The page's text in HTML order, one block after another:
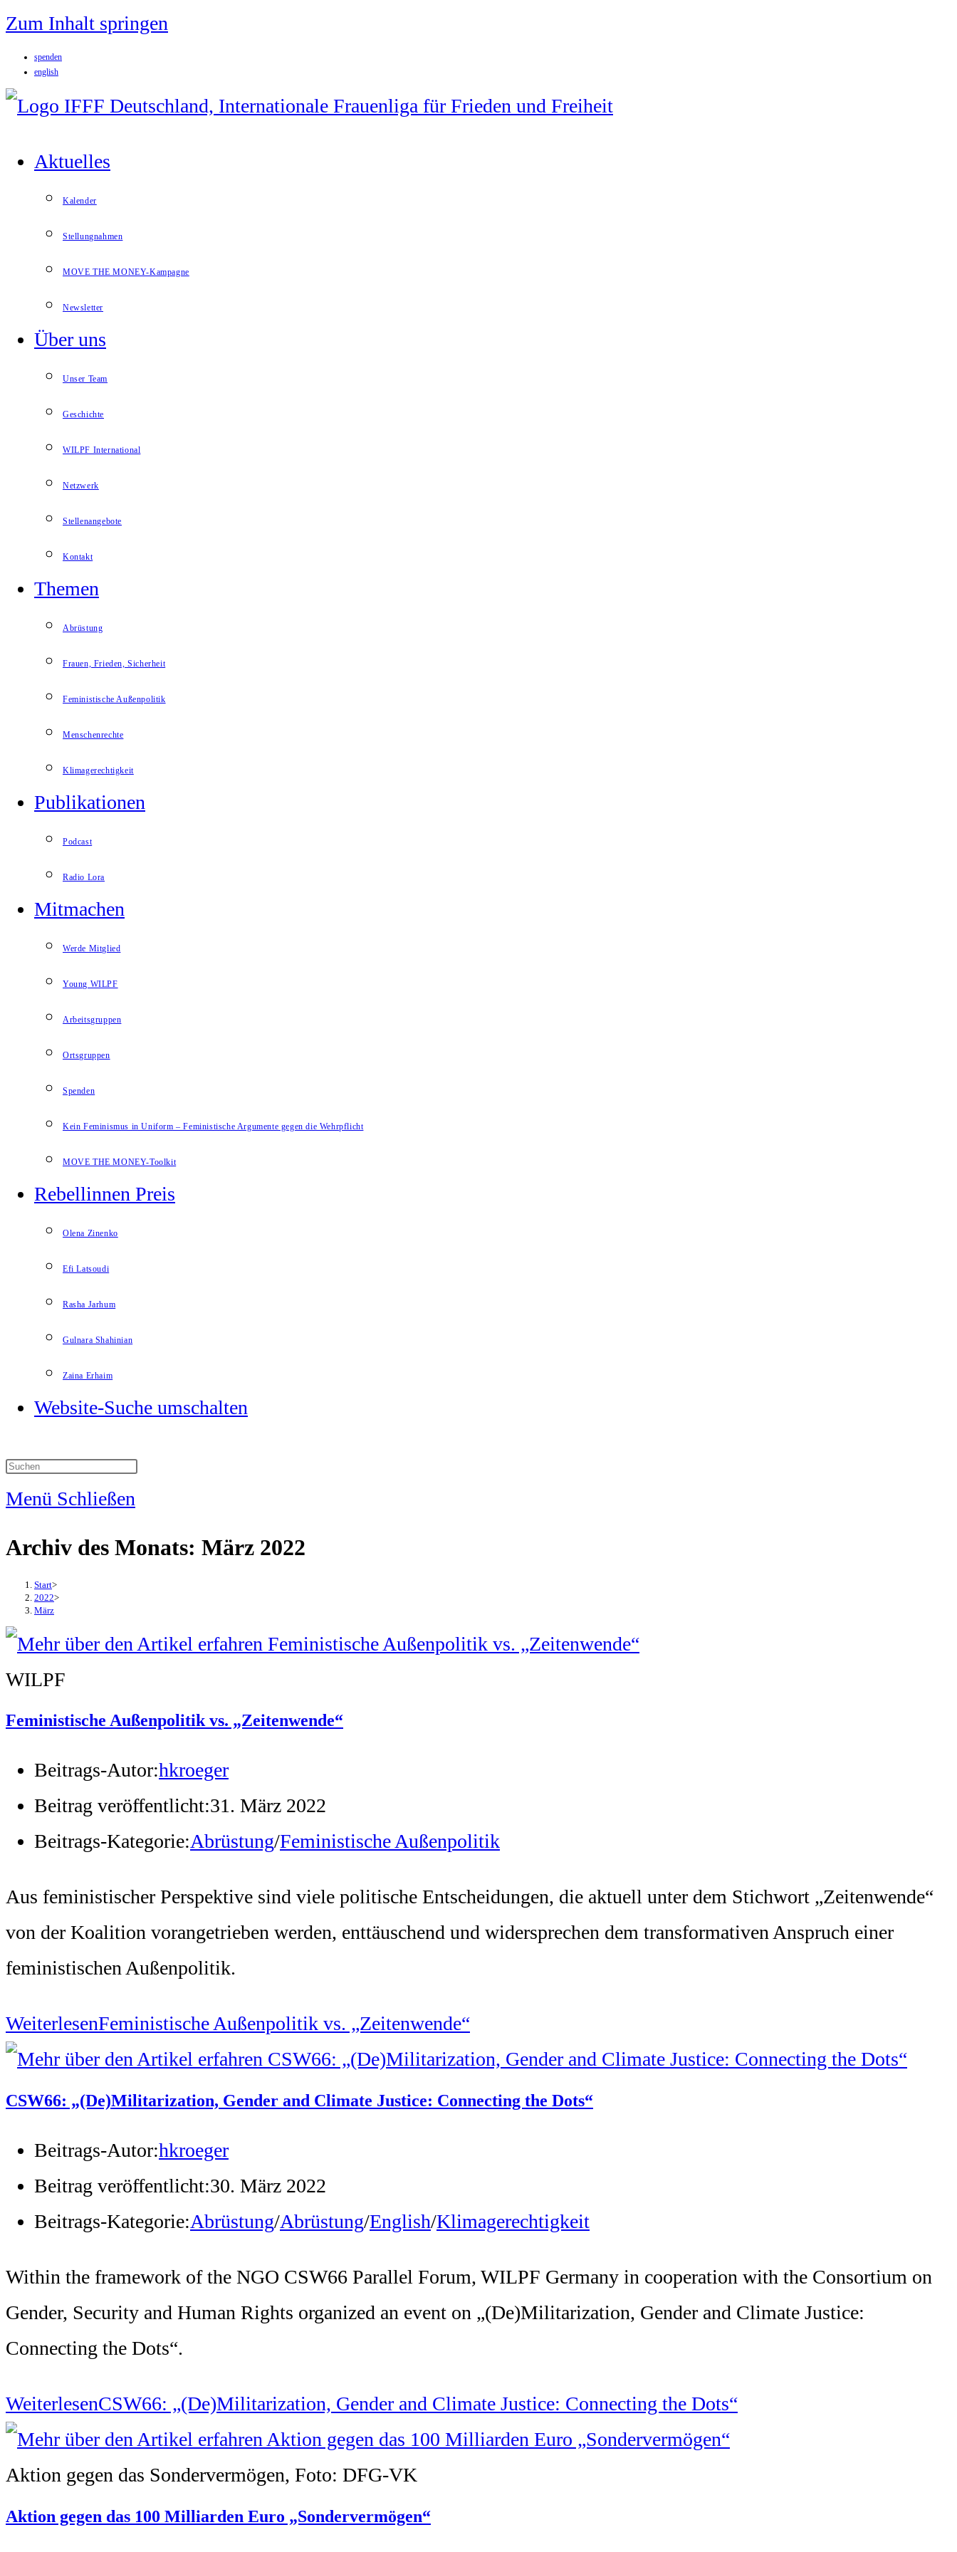
Zum Inhalt springen
spenden
english
Aktuelles
Kalender
Stellungnahmen
MOVE THE MONEY-Kampagne
Newsletter
Über uns
Unser Team
Geschichte
WILPF International
Netzwerk
Stellenangebote
Kontakt
Themen
Abrüstung
Frauen, Frieden, Sicherheit
Feministische Außenpolitik
Menschenrechte
Klimagerechtigkeit
Publikationen
Podcast
Radio Lora
Mitmachen
Werde Mitglied
Young WILPF
Arbeitsgruppen
Ortsgruppen
Spenden
Kein Feminismus in Uniform – Feministische Argumente gegen die Wehrpflicht
MOVE THE MONEY-Toolkit
Rebellinnen Preis
Olena Zinenko
Efi Latsoudi
Rasha Jarhum
Gulnara Shahinian
Zaina Erhaim
Website-Suche umschalten
Menü Schließen
Archiv des Monats: März 2022
Start>
2022>
März
WILPF
Feministische Außenpolitik vs. „Zeitenwende“
Beitrags-Autor:hkroeger
Beitrag veröffentlicht:31. März 2022
Beitrags-Kategorie:Abrüstung/Feministische Außenpolitik
Aus feministischer Perspektive sind viele politische Entscheidungen, die aktuell unter dem Stichwort „Zeitenwende“
von der Koalition vorangetrieben werden, enttäuschend und widersprechen dem transformativen Anspruch einer
feministischen Außenpolitik.
WeiterlesenFeministische Außenpolitik vs. „Zeitenwende“
CSW66: „(De)Militarization, Gender and Climate Justice: Connecting the Dots“
Beitrags-Autor:hkroeger
Beitrag veröffentlicht:30. März 2022
Beitrags-Kategorie:Abrüstung/Abrüstung/English/Klimagerechtigkeit
Within the framework of the NGO CSW66 Parallel Forum, WILPF Germany in cooperation with the Consortium on
Gender, Security and Human Rights organized an event on „(De)Militarization, Gender and Climate Justice:
Connecting the Dots“.
WeiterlesenCSW66: „(De)Militarization, Gender and Climate Justice: Connecting the Dots“
Aktion gegen das Sondervermögen, Foto: DFG-VK
Aktion gegen das 100 Milliarden Euro „Sondervermögen“